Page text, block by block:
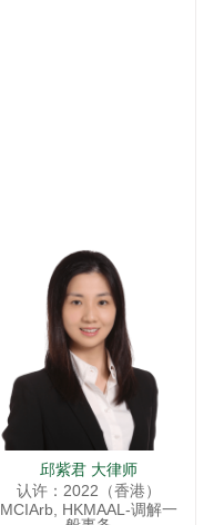
邱紫君 大律师
认许：2022（香港）
MCIArb, HKMAAL-调解一